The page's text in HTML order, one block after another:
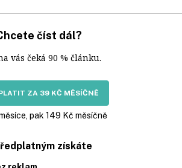
číst dál?
vás čeká 90 % článku.
ZA 39 KČ MĚSÍČNĚ
pak 149 Kč měsíčně
získáte